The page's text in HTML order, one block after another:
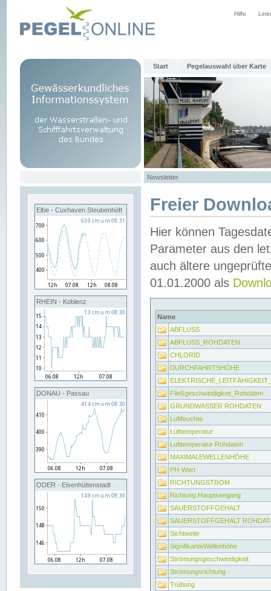
Hilfe
Start Pegelauswahl über Karte
Newsletter
Elbe - Cuxhaven Steubenhöft
RHEIN - Koblenz
DONAU - Passau
ODER - Eisenhüttenstadt
Freier
Hier können
Parameter aus den
auch ältere
01.01.2000 als
Name
ABFLUSS
ABFLUSS_ROHDATEN
CHLORID
DURCHFAHRTSHÖHE
Fließgeschwindigkeit_Rohdaten
GRUNDWASSER ROHDATEN
Luftfeuchte
Lufttemperatur
Lufttemperatur Rohdaten
MAXIMALEWELLENHÖHE
PH-Wert
RICHTUNGSTROM
Richtung Hauptseegang
SAUERSTOFFGEHALT
SAUERSTOFFGEHALT
Sichtweite
SignifikanteWellenhöhe
Strömungsgeschwindigkeit
Strömungsrichtung
Trübung